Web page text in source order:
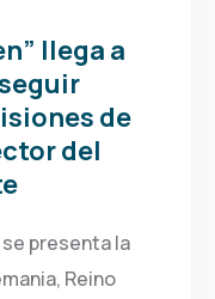
llega a
de
del
presenta la
Reino